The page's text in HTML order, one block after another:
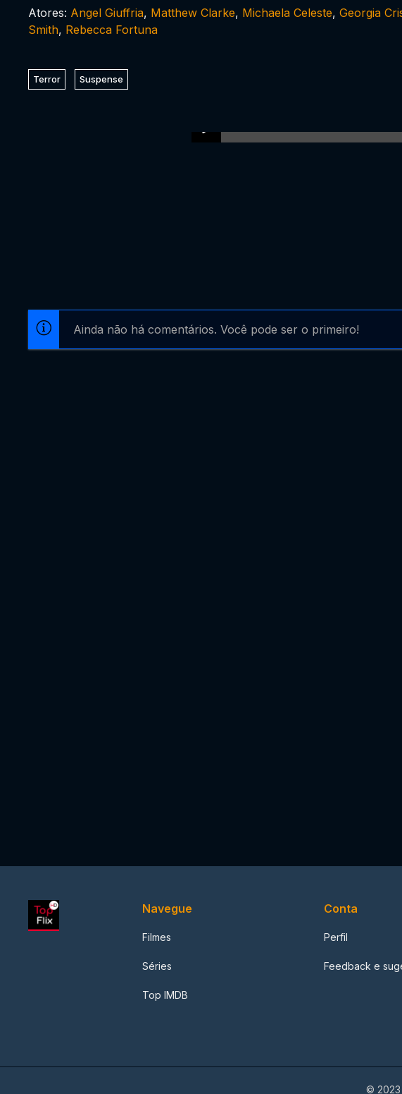
Atores: Angel Giuffria, Matthew Clarke, Michaela Celeste, Georgia
Smith, Rebecca Fortuna
Terror Suspense
Ainda não há comentários. Você pode ser o primeiro!
Navegue
Filmes
Séries
Top IMDB
Conta
Perfil
Feedback e
© 2023